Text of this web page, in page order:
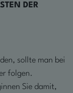
DER
sollte man bei
folgen.
Sie damit,